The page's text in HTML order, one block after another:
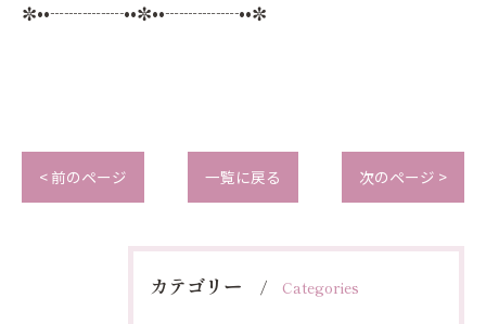
✼••┈┈┈┈••✼••┈┈┈┈••✼
< 前のページ 一覧に戻る 次のページ >
カテゴリー Categories